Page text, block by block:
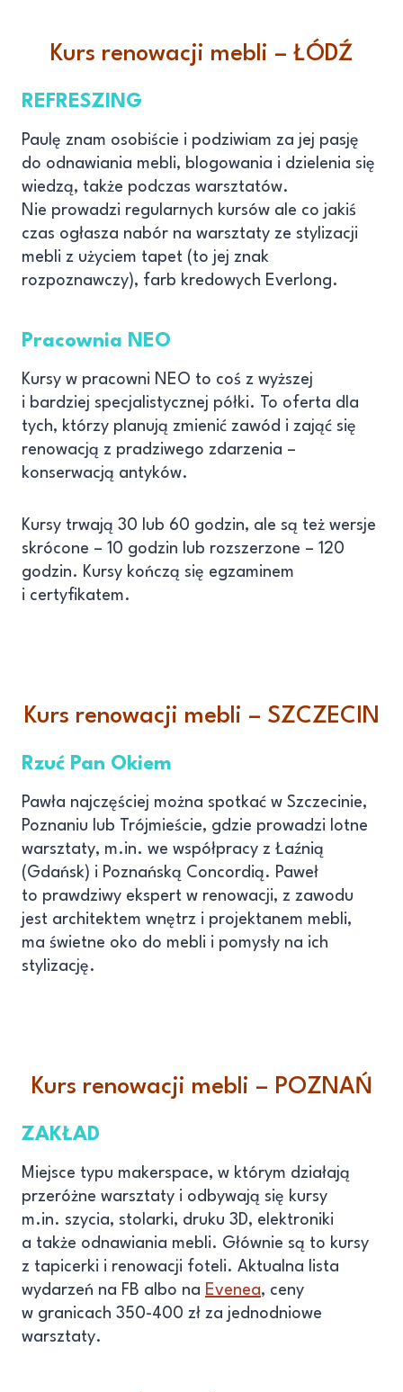
Kurs renowacji mebli – ŁÓDŹ
REFRESZING
Paulę znam osobiście i podziwiam za jej pasję
do odnawiania mebli, blogowania i dzielenia się
wiedzą, także podczas warsztatów.
Nie prowadzi regularnych kursów ale co jakiś
czas ogłasza nabór na warsztaty ze stylizacji
mebli z użyciem tapet (to jej znak
rozpoznawczy), farb kredowych Everlong.
Pracownia NEO
Kursy w pracowni NEO to coś z wyższej
i bardziej specjalistycznej półki. To oferta dla
tych, którzy planują zmienić zawód i zająć się
renowacją z pradziwego zdarzenia –
konserwacją antyków.
Kursy trwają 30 lub 60 godzin, ale są też wersje
skrócone – 10 godzin lub rozszerzone – 120
godzin. Kursy kończą się egzaminem
i certyfikatem.
Kurs renowacji mebli – SZCZECIN
Rzuć Pan Okiem
Pawła najczęściej można spotkać w Szczecinie,
Poznaniu lub Trójmieście, gdzie prowadzi lotne
warsztaty, m.in. we współpracy z Łaźnią
(Gdańsk) i Poznańską Concordią. Paweł
to prawdziwy ekspert w renowacji, z zawodu
jest architektem wnętrz i projektanem mebli,
ma świetne oko do mebli i pomysły na ich
stylizację.
Kurs renowacji mebli – POZNAŃ
ZAKŁAD
Miejsce typu makerspace, w którym działają
przeróżne warsztaty i odbywają się kursy
m.in. szycia, stolarki, druku 3D, elektroniki
a także odnawiania mebli. Głównie są to kursy
z tapicerki i renowacji foteli. Aktualna lista
wydarzeń na FB albo na Evenea, ceny
w granicach 350-400 zł za jednodniowe
warsztaty.